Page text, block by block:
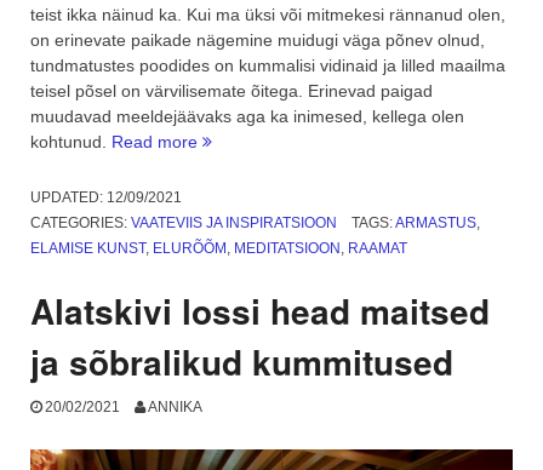
teist ikka näinud ka. Kui ma üksi või mitmekesi rännanud olen,
on erinevate paikade nägemine muidugi väga põnev olnud,
tundmatustes poodides on kummalisi vidinaid ja lilled maailma
teisel põsel on värvilisemate õitega. Erinevad paigad
muudavad meeldejäävaks aga ka inimesed, kellega olen
kohtunud. Read more “Lugu
naisest”
UPDATED: 12/09/2021
CATEGORIES: VAATEVIIS JA INSPIRATSIOON TAGS:ARMASTUS,
ELAMISE KUNST, ELURÕÕM MEDITATSIOON RAAMAT
Alatskivi lossi head maitsed
ja sõbralikud kummitused
20/02/2021 ANNIKA